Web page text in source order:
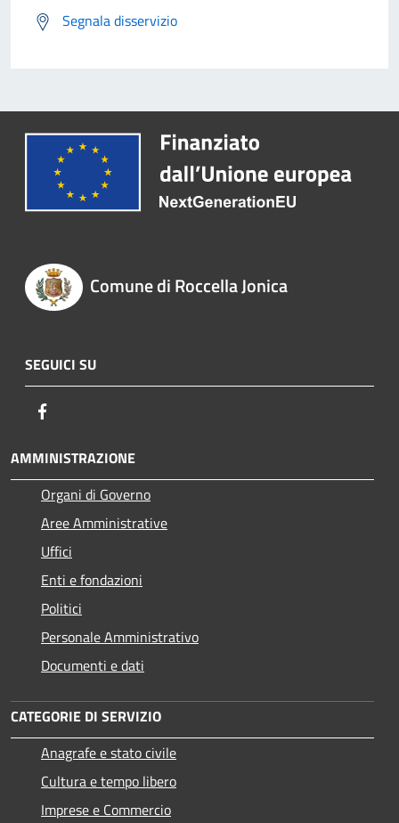
Segnala disservizio
Comune di Roccella Jonica
SEGUICI SU
AMMINISTRAZIONE
Organi di Governo
Aree Amministrative
Uffici
Enti e fondazioni
Politici
Personale Amministrativo
Documenti e dati
CATEGORIE DI SERVIZIO
Anagrafe e stato civile
Cultura e tempo libero
Imprese e Commercio